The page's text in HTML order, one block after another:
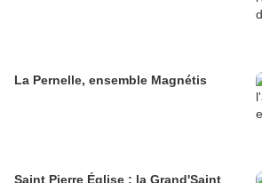
La Pernelle, ensemble Magnétis
Saint Pierre Église : la Grand'Saint